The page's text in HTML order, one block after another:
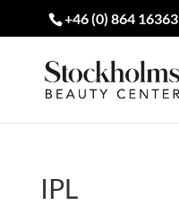
+46 (0) 864 16363
IPL